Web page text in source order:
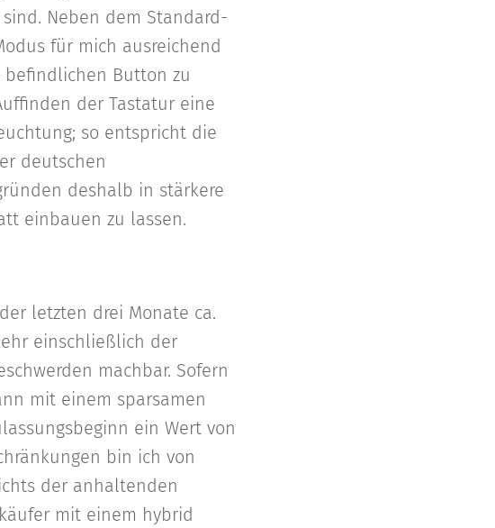
Neben dem Standard-
für mich ausreichend
Button zu
der Tastatur eine
so entspricht die
deutschen
deshalb in stärkere
einbauen zu lassen.
letzten drei Monate ca.
einschließlich der
machbar. Sofern
mit einem sparsamen
ein Wert von
bin ich von
der anhaltenden
mit einem hybrid